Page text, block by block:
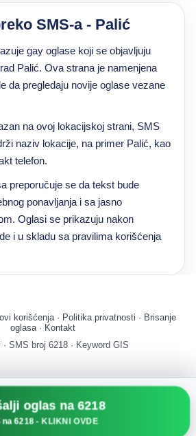
SMS-a - Palić
gay oglase koji se objavljuju
Palić. Ova strana je namenjena
da pregledaju novije oglase vezane
na ovoj lokacijskoj strani, SMS
naziv lokacije, na primer Palić, kao
telefon.
preporučuje se da tekst bude
ponavljanja i sa jasno
Oglasi se prikazuju nakon
i u skladu sa pravilima korišćenja
korišćenja· Politika privatnosti · Brisanje
oglasa· Kontakt
SMS broj 6218 · Keyword GIS
oglas na 6218
na 6218- KLIKNI OVDE